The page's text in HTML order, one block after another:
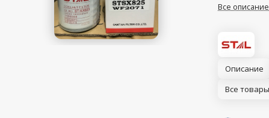
Все описание
Описание
Все